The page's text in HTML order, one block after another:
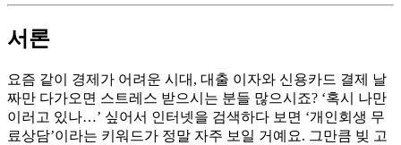
서론
요즘 같이 경제가 어려운 시대, 대출 이자와 신용카드 결제 날
짜만 다가오면 스트레스 받으시는 분들 많으시죠? ‘혹시 나만
이러고 있나…’ 싶어서 인터넷을 검색하다 보면 ‘개인회생 무
료상담’이라는 키워드가 정말 자주 보일 거예요. 그만큼 빚 고